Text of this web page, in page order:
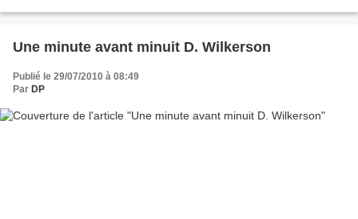
Une minute avant minuit D. Wilkerson
Publié le 29/07/2010 à 08:49
Par DP